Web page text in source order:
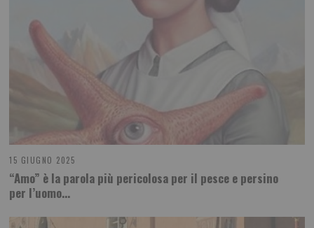
15 GIUGNO 2025
“Amo” è la parola più pericolosa per il pesce e persino
per l’uomo…